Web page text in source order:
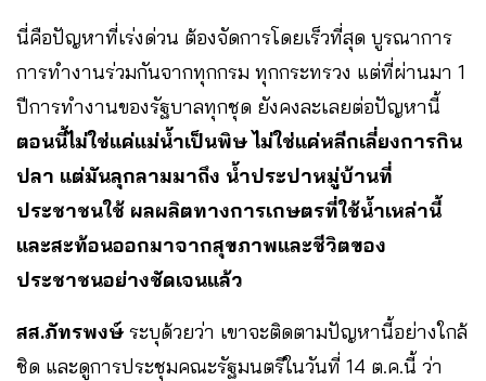
นี่คือปัญหาที่เร่งด่วน ต้องจัดการโดยเร็วที่สุด บูรณาการ
การทำงานร่วมกันจากทุกกรม ทุกกระทรวง แต่ที่ผ่านมา 1
ปีการทำงานของรัฐบาลทุกชุด ยังคงละเลยต่อปัญหานี้
ตอนนี้ไม่ใช่แค่แม่น้ำเป็นพิษ ไม่ใช่แค่หลีกเลี่ยงการกิน
ปลา แต่มันลุกลามมาถึง น้ำประปาหมู่บ้านที่
ประชาชนใช้ ผลผลิตทางการเกษตรที่ใช้น้ำเหล่านี้
และสะท้อนออกมาจากสุขภาพและชีวิตของ
ประชาชนอย่างชัดเจนแล้ว
สส.ภัทรพงษ์ ระบุด้วยว่า เขาจะติดตามปัญหานี้อย่างใกล้
ชิด และดูการประชุมคณะรัฐมนตรีในวันที่ 14 ต.ค.นี้ ว่า